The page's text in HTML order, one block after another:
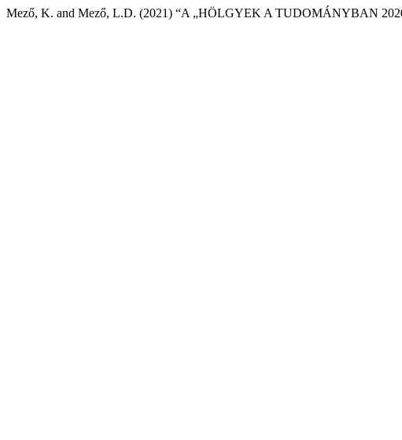
Mező, K. and Mező, L.D. (2021) “A „HÖLGYEK A TUDOMÁNYBAN